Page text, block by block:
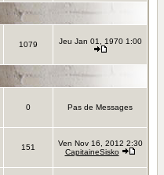
1079 Jeu Jan 01, 1970 1:00
0 Pas de Messages
151
Ven Nov 16, 2012 2:30
CapitaineSisko